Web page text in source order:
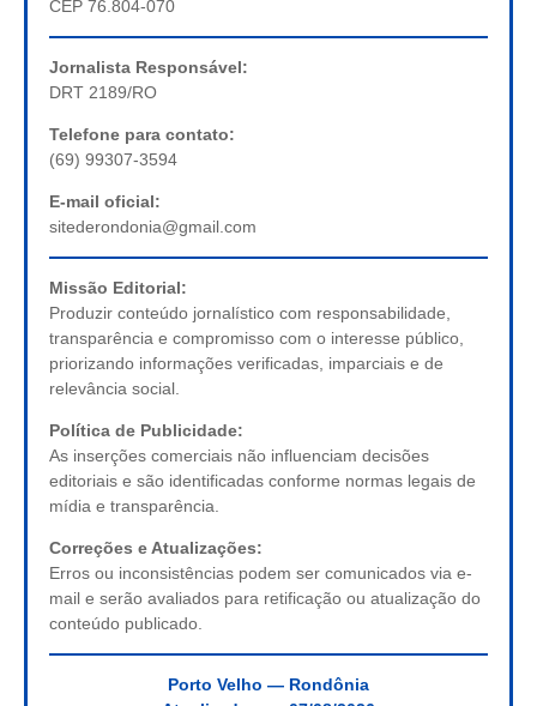
CEP 76.804-070
Jornalista Responsável:
DRT 2189/RO
Telefone para contato:
(69) 99307-3594
E-mail oficial:
sitederondonia@gmail.com
Missão Editorial:
Produzir conteúdo jornalístico com responsabilidade,
transparência e compromisso com o interesse público,
priorizando informações verificadas, imparciais e de
relevância social.
Política de Publicidade:
As inserções comerciais não influenciam decisões
editoriais e são identificadas conforme normas legais de
mídia e transparência.
Correções e Atualizações:
Erros ou inconsistências podem ser comunicados via e-
mail e serão avaliados para retificação ou atualização do
conteúdo publicado.
Porto Velho — Rondônia